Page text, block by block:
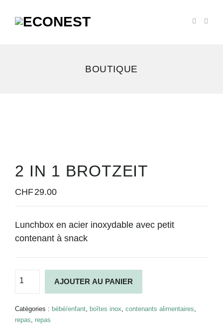
BOUTIQUE
2 IN 1 BROTZEIT
CHF29.00
Lunchbox en acier inoxydable avec petit
contenant à snack
de
2
in
1
AJOUTER AU PANIER
Catégories : bébé/enfant boîtes inox contenants alimentaires
repas
repas